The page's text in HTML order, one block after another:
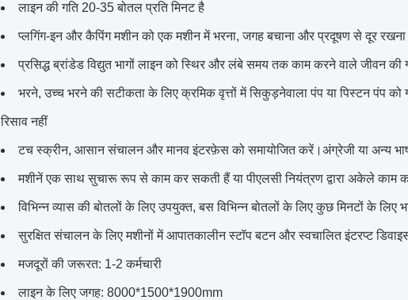
लाइन की गति 20-35 बोतल प्रति मिनट है
प्लगिंग-इन और कैपिंग मशीन को एक मशीन में भरना, जगह बचाना और प्रदूषण से दूर रखना
प्रसिद्ध ब्रांडेड विद्युत भागों लाइन को स्थिर और लंबे समय तक काम करने वाले जीवन की
भरने, उच्च भरने की सटीकता के लिए क्रमिक वृत्तों में सिकुड़नेवाला पंप या पिस्टन पंप को
रिसाव नहीं
टच स्क्रीन, आसान संचालन और मानव इंटरफ़ेस को समायोजित करें।अंग्रेजी या अन्य
मशीनें एक साथ सुचारू रूप से काम कर सकती हैं या पीएलसी नियंत्रण द्वारा अकेले काम
विभिन्न व्यास की बोतलों के लिए उपयुक्त, बस विभिन्न बोतलों के लिए कुछ मिनटों के
सुरक्षित संचालन के लिए मशीनों में आपातकालीन स्टॉप बटन और स्वचालित इंटरप्ट
मजदूरों की जरूरत: 1-2 कर्मचारी
लाइन के लिए जगह: 8000*1500*1900mm